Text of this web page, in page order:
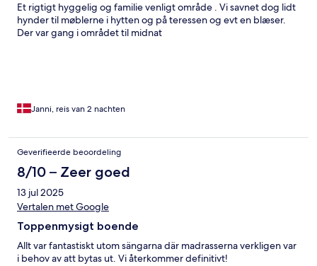
Et rigtigt hyggelig og familie venligt område . Vi savnet dog lidt
hynder til møblerne i hytten og på teressen og evt en blæser.
Der var gang i området til midnat
Janni, reis van 2 nachten
Geverifieerde beoordeling
8/10 – Zeer goed
13 jul 2025
Vertalen met Google
Toppenmysigt boende
Allt var fantastiskt utom sängarna där madrasserna verkligen var
i behov av att bytas ut. Vi återkommer definitivt!